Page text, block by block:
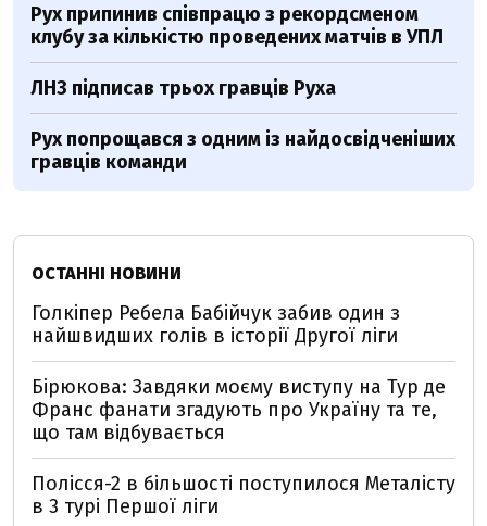
Рух припинив співпрацю з рекордсменом
клубу за кількістю проведених матчів в УПЛ
ЛНЗ підписав трьох гравців Руха
Рух попрощався з одним із найдосвідченіших
гравців команди
ОСТАННІ НОВИНИ
Голкіпер Ребела Бабійчук забив один з
найшвидших голів в історії Другої ліги
Бірюкова: Завдяки моєму виступу на Тур де
Франс фанати згадують про Україну та те,
що там відбувається
Полісся-2 в більшості поступилося Металісту
в 3 турі Першої ліги